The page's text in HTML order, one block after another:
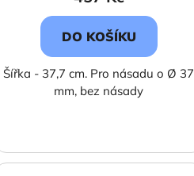
DO KOŠÍKU
Šířka - 37,7 cm. Pro násadu o Ø 37
mm, bez násady